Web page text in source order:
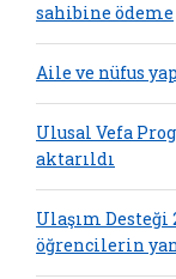
sahibine ödeme
Aile ve nüfus
Ulusal Vefa
aktarıldı
Ulaşım
öğrencilerin